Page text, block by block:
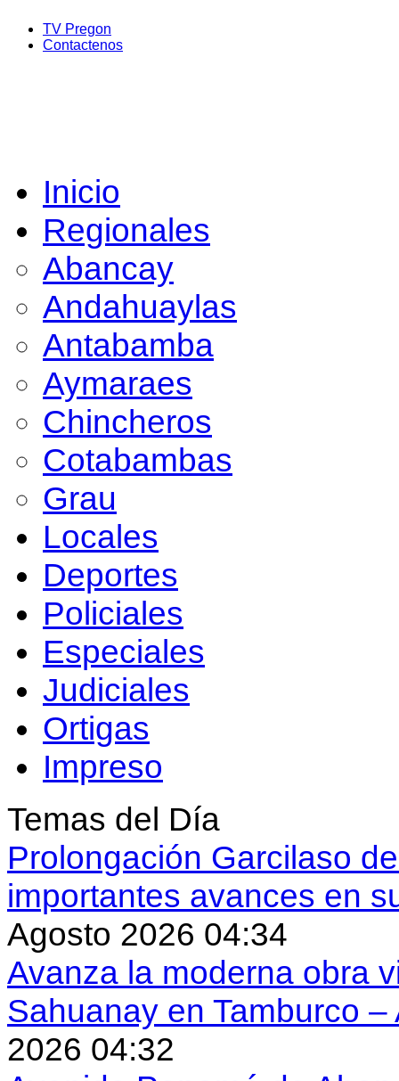
TV Pregon
Contactenos
Inicio
Regionales
Abancay
Andahuaylas
Antabamba
Aymaraes
Chincheros
Cotabambas
Grau
Locales
Deportes
Policiales
Especiales
Judiciales
Ortigas
Impreso
Temas del Día
Prolongación Garcilaso
importantes avances en
Agosto 2026 04:34
Avanza la moderna obra
Sahuanay en Tamburco
2026 04:32